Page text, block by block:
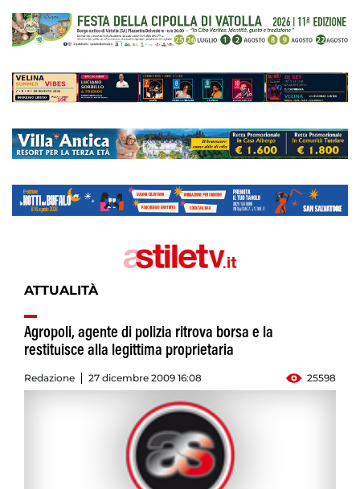
ATTUALITÀ
Agropoli, agente di polizia ritrova borsa e la
restituisce alla legittima proprietaria
Redazione 27 dicembre 2009 16:08 25598